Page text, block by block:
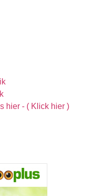
hier - ( Klick hier )